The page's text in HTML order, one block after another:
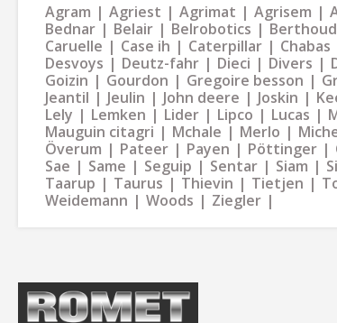
Agram Agriest Agrimat Agrisem
Bednar
Belair Belrobotics Berthoud
Caruelle
Case ih Caterpillar Chabas
Desvoys
Deutz-fahr Dieci Divers
Goizin
Gourdon Gregoire besson
Jeantil
Jeulin John deere Joskin
Lely
Lemken Lider Lipco Lucas
Mauguin citagri
Mchale Merlo
Överum
Pateer Payen Pöttinger
Sae
Same Seguip Sentar Siam
Taarup
Taurus Thievin Tietjen
Weidemann
Woods Ziegler